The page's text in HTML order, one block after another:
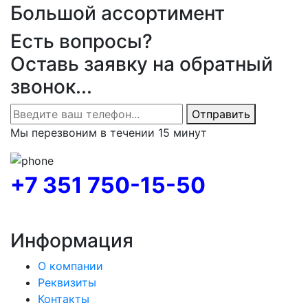
Большой ассортимент
Есть вопросы?
Оставь заявку на обратный
звонок...
Отправить
Мы перезвоним в течении 15 минут
+7 351 750-15-50
Информация
О компании
Реквизиты
Контакты